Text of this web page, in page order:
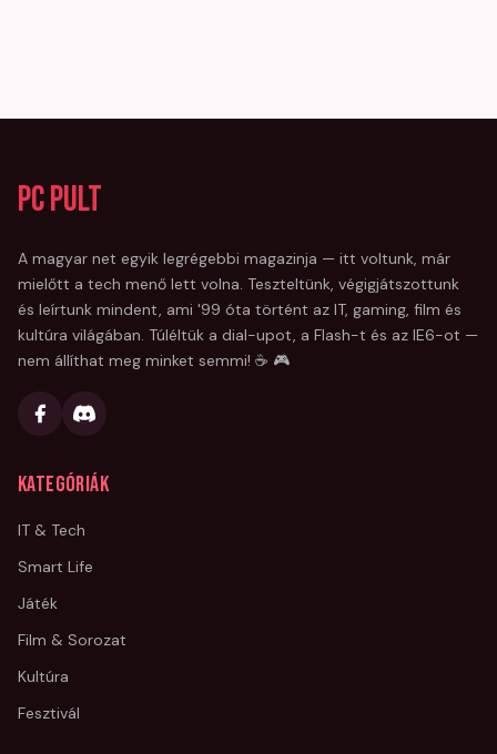
PC Pult
A magyar net egyik legrégebbi magazinja — itt voltunk, már
mielőtt a tech menő lett volna. Teszteltünk, végigjátszottunk
és leírtunk mindent, ami '99 óta történt az IT, gaming, film és
kultúra világában. Túléltük a dial-upot, a Flash-t és az IE6-ot —
nem állíthat meg minket semmi! ☕ 🎮
Kategóriák
IT & Tech
Smart Life
Játék
Film & Sorozat
Kultúra
Fesztivál